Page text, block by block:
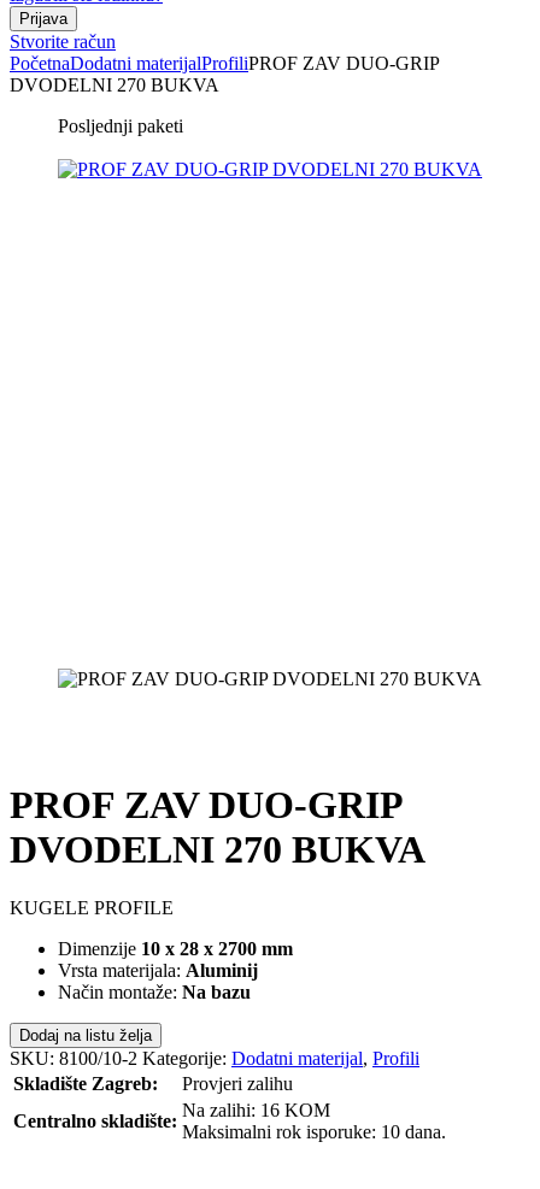
Stvorite račun
PočetnaDodatni materijalProfiliPROF ZAV DUO-GRIP
DVODELNI 270 BUKVA
Posljednji paketi
PROF ZAV DUO-GRIP
DVODELNI 270 BUKVA
KUGELE PROFILE
Dimenzije 10 x 28 x 2700 mm
Vrsta materijala: Aluminij
Način montaže: Na bazu
Dodaj na listu želja
SKU: 8100/10-2 Kategorije: Dodatni materijal, Profili
Skladište Zagreb:
Provjeri zalihu
Centralno skladište:
Na zalihi: 16 KOM
Maksimalni rok isporuke: 10 dana.